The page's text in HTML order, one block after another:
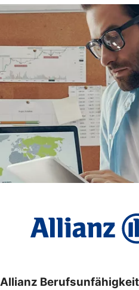
Allianz